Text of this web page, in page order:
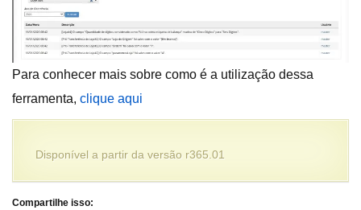
Para conhecer mais sobre como é a utilização dessa
ferramenta, clique aqui
Disponível a partir da versão r365.01
Compartilhe isso: